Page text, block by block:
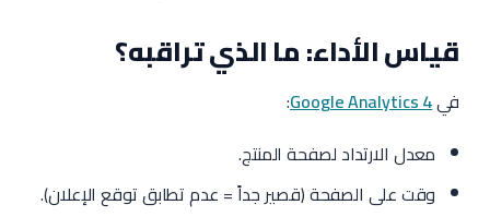
قياس الأداء: ما الذي تراقبه؟
فيGoogle Analytics 4
:
معدل الارتداد لصفحة المنتج.
وقت على الصفحة (قصير جداً = عدم تطابق توقع الإعلان).